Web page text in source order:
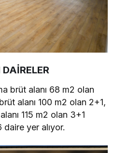
brüt alanı 68 m2 olan
alanı 100 m2 olan 2+1,
115 m2 olan 3+1
yer alıyor.